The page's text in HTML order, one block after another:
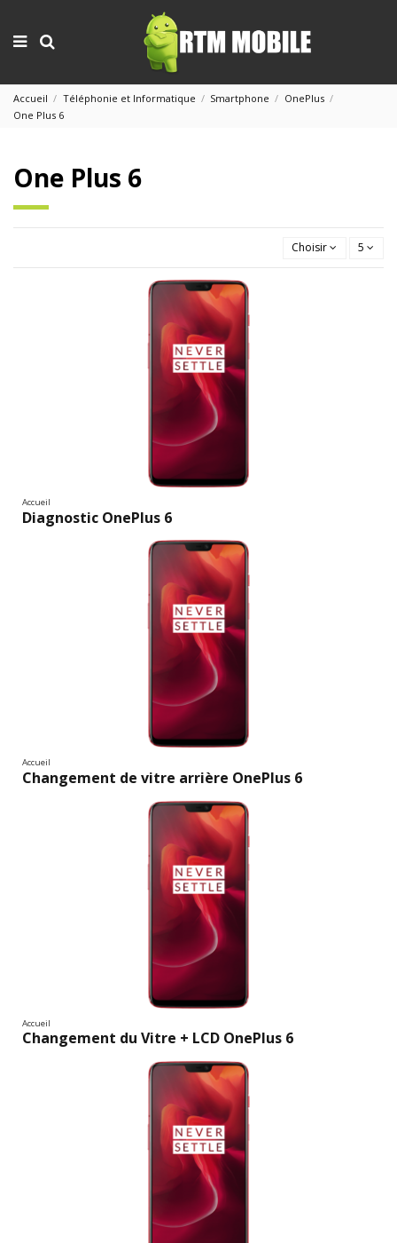
Accueil Téléphonie et Informatique Smartphone
OnePlus
One Plus 6
One Plus 6
Choisir 5
Accueil
Diagnostic OnePlus 6
Accueil
Changement de vitre arrière OnePlus 6
Accueil
Changement du Vitre + LCD OnePlus 6